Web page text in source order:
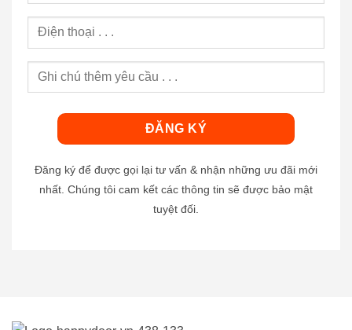
Đăng ký để được gọi lại tư vấn & nhận những ưu đãi mới
nhất. Chúng tôi cam kết các thông tin sẽ được bảo mật
tuyệt đối.